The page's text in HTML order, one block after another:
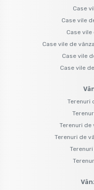
Case
Case vile
Case
Case vile de
Case vile
Case vile
Terenuri
Terenuri de
Terenuri de